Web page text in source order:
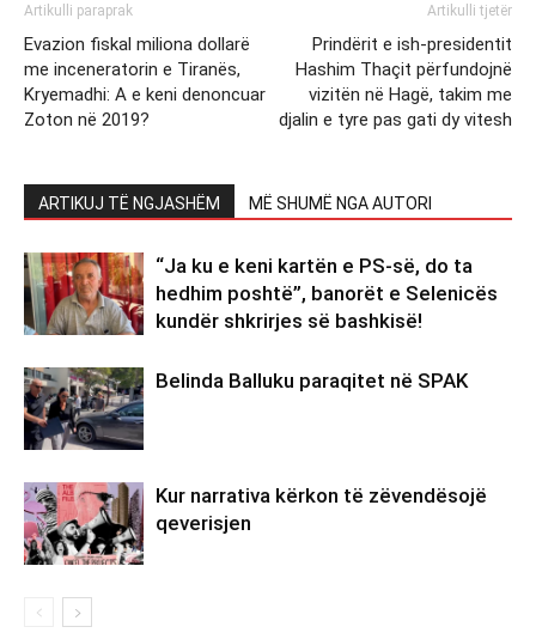
Artikulli paraprak
Evazion fiskal miliona dollarë
me inceneratorin e Tiranës,
Kryemadhi: A e keni denoncuar
Zoton në 2019?
Artikulli tjetër
Prindërit e ish-presidentit
Hashim Thaçit përfundojnë
vizitën në Hagë, takim me
djalin e tyre pas gati dy vitesh
ARTIKUJ TË NGJASHËM MË SHUMË NGA AUTORI
“Ja ku e keni kartën e PS-së, do ta
hedhim poshtë”, banorët e Selenicës
kundër shkrirjes së bashkisë!
Belinda Balluku paraqitet në SPAK
Kur narrativa kërkon të zëvendësojë
qeverisjen